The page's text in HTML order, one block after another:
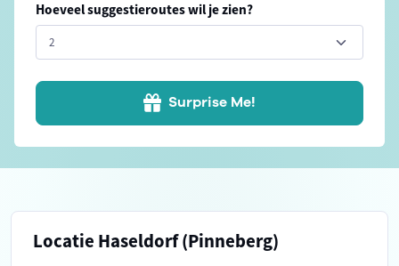
Hoeveel suggestieroutes wil je zien?
Surprise Me!
Locatie Haseldorf (Pinneberg)